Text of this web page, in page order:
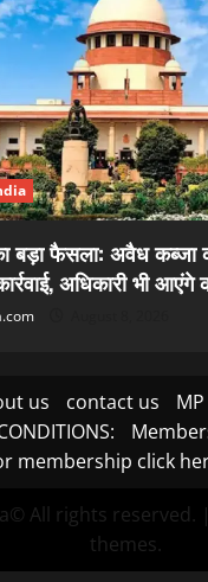
बड़ा फैसला: अवैध कब्जा
अधिकारी भी आएंगे
us contact us MP
membership click
All rights reserved. |
themes.